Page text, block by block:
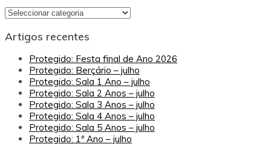
Arquivo
Artigos recentes
Protegido: Festa final de Ano 2026
Protegido: Berçário – julho
Protegido: Sala 1 Ano – julho
Protegido: Sala 2 Anos – julho
Protegido: Sala 3 Anos – julho
Protegido: Sala 4 Anos – julho
Protegido: Sala 5 Anos – julho
Protegido: 1º Ano – julho